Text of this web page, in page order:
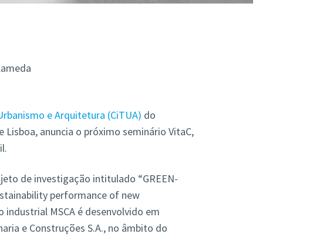
e Arquitetura (CiTUA) do
anuncia o próximo seminário VitaC,
de investigação intitulado “GREEN-
performance of new
MSCA é desenvolvido em
e Construções S.A., no âmbito do